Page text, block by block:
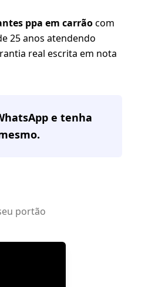
ppa em carrãocom
25 anos atendendo
real escrita em nota
e tenha
portão